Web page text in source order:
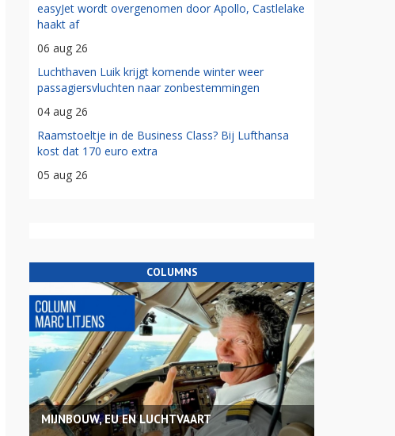
easyJet wordt overgenomen door Apollo, Castlelake
haakt af
06 aug 26
Luchthaven Luik krijgt komende winter weer
passagiersvluchten naar zonbestemmingen
04 aug 26
Raamstoeltje in de Business Class? Bij Lufthansa
kost dat 170 euro extra
05 aug 26
COLUMNS
MIJNBOUW, EU EN LUCHTVAART